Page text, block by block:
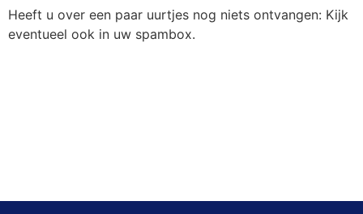
Heeft u over een paar uurtjes nog niets ontvangen: Kijk
eventueel ook in uw spambox.